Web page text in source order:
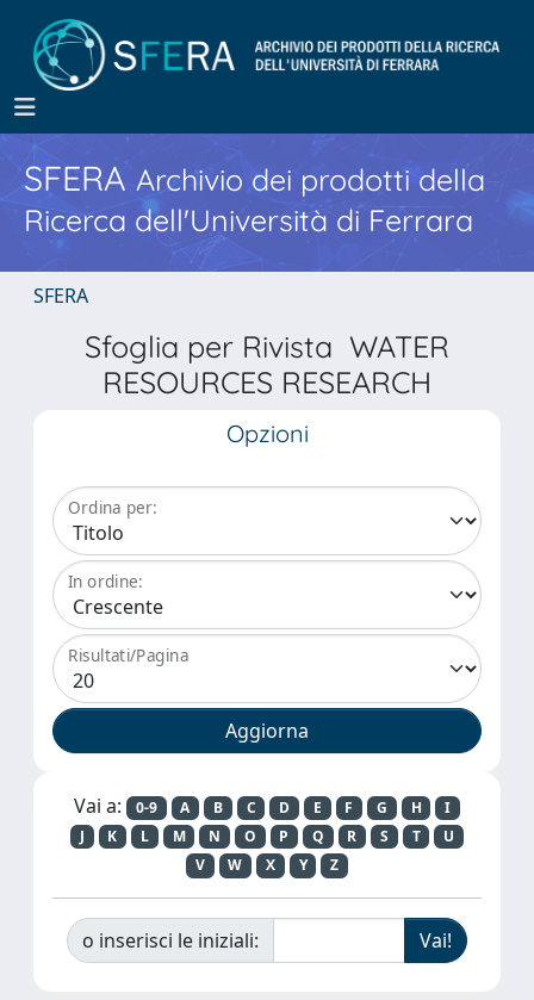
SFERA Archivio dei prodotti della
Ricerca dell'Università di Ferrara
SFERA
Sfoglia per Rivista WATER
RESOURCES RESEARCH
Opzioni
Ordina per:
In ordine:
Risultati/Pagina
Vai a: 0-9 A B C D E F G H
I
J
K L M N O P Q R S T
U
V
W X Y Z
o inserisci le iniziali: